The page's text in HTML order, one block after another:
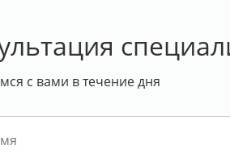
с вами в течение дня